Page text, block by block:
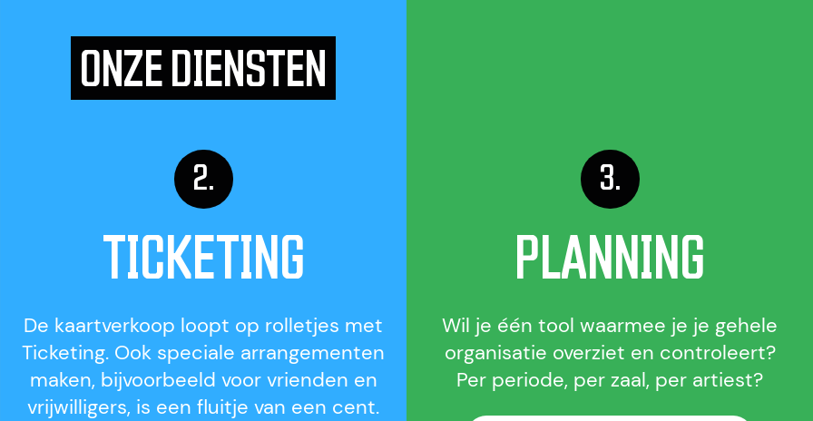
ONZE DIENSTEN
TICKETING
De kaartverkoop loopt op rolletjes met
Ticketing. Ook speciale arrangementen
maken, bijvoorbeeld voor vrienden en
vrijwilligers, is een fluitje van een cent.
PLANNING
Wil je één tool waarmee je je gehele
organisatie overziet en controleert?
Per periode, per zaal, per artiest?